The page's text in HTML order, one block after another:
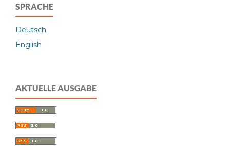
SPRACHE
Deutsch
English
AKTUELLE AUSGABE